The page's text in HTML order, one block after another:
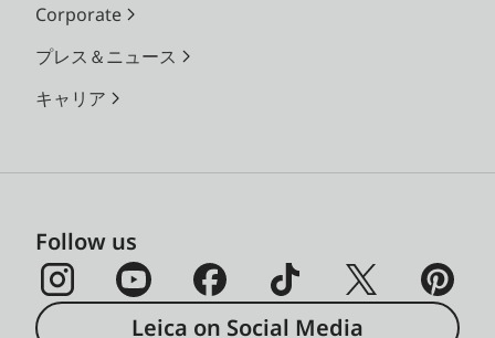
Corporate
プレス＆ニュース
キャリア
Follow us
Leica on Social Media